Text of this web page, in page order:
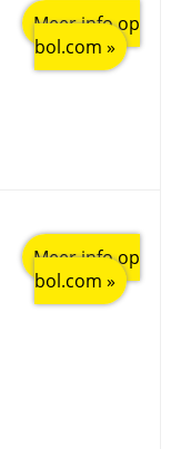
Meer info op
bol.com »
Meer info op
bol.com »